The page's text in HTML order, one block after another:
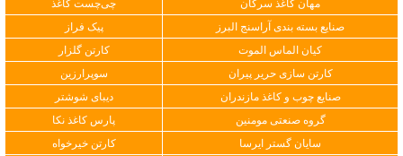
مهان کاغذ سرکان
چی‌چست کاغذ
صنایع بسته بندی آراسنج البرز
پیک فراز
کیان الماس الموت
کارتن گلزار
کارتن سازی حریر پیران
سوپرارزین
صنایع چوب و کاغذ مازندران
دیبای شوشتر
گروه صنعتی مومنین
پارس کاغذ نکا
سایان گستر ایرسا
کارتن خیرخواه